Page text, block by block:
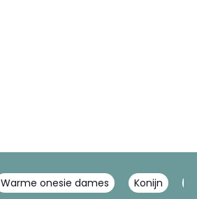
Warme onesie dames Konijn